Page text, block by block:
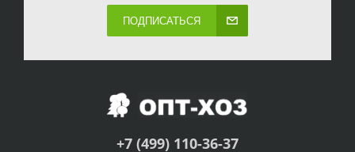
ПОДПИСАТЬСЯ
+7 (499) 110-36-37